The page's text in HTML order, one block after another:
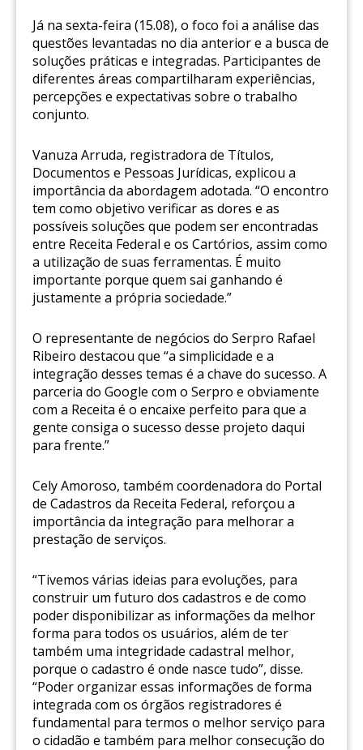
Já na sexta-feira (15.08), o foco foi a análise das
questões levantadas no dia anterior e a busca de
soluções práticas e integradas. Participantes de
diferentes áreas compartilharam experiências,
percepções e expectativas sobre o trabalho
conjunto.
Vanuza Arruda, registradora de Títulos,
Documentos e Pessoas Jurídicas, explicou a
importância da abordagem adotada. “O encontro
tem como objetivo verificar as dores e as
possíveis soluções que podem ser encontradas
entre Receita Federal e os Cartórios, assim como
a utilização de suas ferramentas. É muito
importante porque quem sai ganhando é
justamente a própria sociedade.”
O representante de negócios do Serpro Rafael
Ribeiro destacou que “a simplicidade e a
integração desses temas é a chave do sucesso. A
parceria do Google com o Serpro e obviamente
com a Receita é o encaixe perfeito para que a
gente consiga o sucesso desse projeto daqui
para frente.”
Cely Amoroso, também coordenadora do Portal
de Cadastros da Receita Federal, reforçou a
importância da integração para melhorar a
prestação de serviços.
“Tivemos várias ideias para evoluções, para
construir um futuro dos cadastros e de como
poder disponibilizar as informações da melhor
forma para todos os usuários, além de ter
também uma integridade cadastral melhor,
porque o cadastro é onde nasce tudo”, disse.
“Poder organizar essas informações de forma
integrada com os órgãos registradores é
fundamental para termos o melhor serviço para
o cidadão e também para melhor consecução do